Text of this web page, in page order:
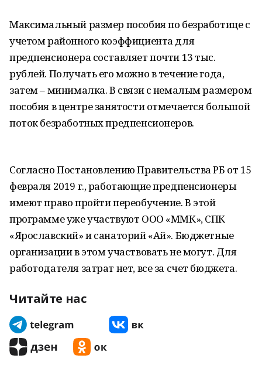
Максимальный размер пособия по безработице с
учетом районного коэффициента для
предпенсионера составляет почти 13 тыс.
рублей. Получать его можно в течение года,
затем – минималка. В связи с немалым размером
пособия в центре занятости отмечается большой
поток безработных предпенсионеров.
Согласно Постановлению Правительства РБ от 15
февраля 2019 г., работающие предпенсионеры
имеют право пройти переобучение. В этой
программе уже участвуют ООО «ММК», СПК
«Ярославский» и санаторий «Ай». Бюджетные
организации в этом участвовать не могут. Для
работодателя затрат нет, все за счет бюджета.
Читайте нас